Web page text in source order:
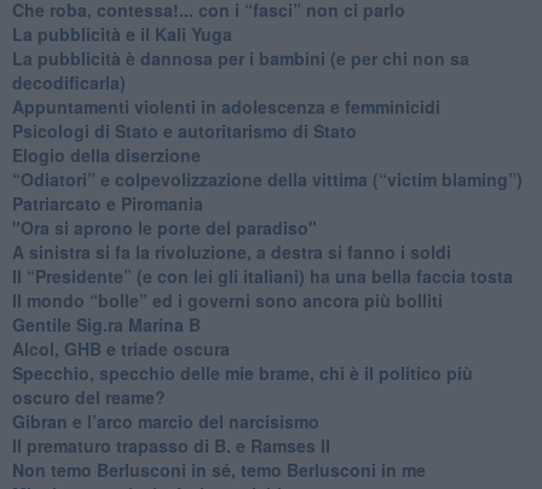
​Che roba, contessa!... con i “fasci” non ci parlo
La pubblicità e il Kali Yuga
​La pubblicità è dannosa per i bambini (e per chi non sa
decodificarla)
​Appuntamenti violenti in adolescenza e femminicidi
​Psicologi di Stato e autoritarismo di Stato
Elogio della diserzione
“Odiatori” e colpevolizzazione della vittima (“victim blaming”)
​Patriarcato e Piromania
"Ora si aprono le porte del paradiso"
​A sinistra si fa la rivoluzione, a destra si fanno i soldi
​Il “Presidente” (e con lei gli italiani) ha una bella faccia tosta
​Il mondo “bolle” ed i governi sono ancora più bolliti
​Gentile Sig.ra Marina B
​Alcol, GHB e triade oscura
​Specchio, specchio delle mie brame, chi è il politico più
oscuro del reame?
​Gibran e l’arco marcio del narcisismo
​Il prematuro trapasso di B. e Ramses II
​Non temo Berlusconi in sé, temo Berlusconi in me